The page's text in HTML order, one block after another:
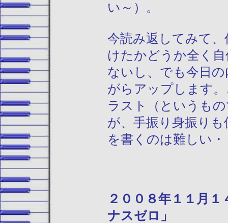
い～）。
今読み返してみて
けたかどうか全く
ないし、でも今日
がらアップします
ラスト（というも
が、手振り身振り
を書くのは難しい・
２００８年
ナスゼロ」